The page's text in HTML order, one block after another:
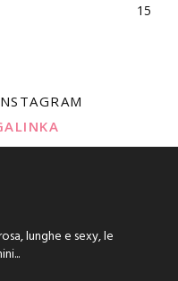
15
lunghe e sexy, le